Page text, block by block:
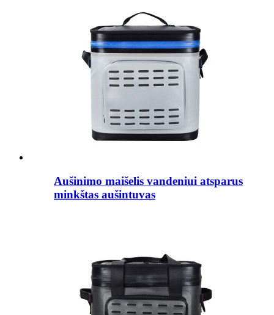
Aušinimo maišelis vandeniui atsparus
minkštas aušintuvas